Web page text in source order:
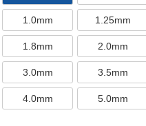
1.0mm 1.25mm
1.8mm 2.0mm
3.0mm 3.5mm
4.0mm 5.0mm